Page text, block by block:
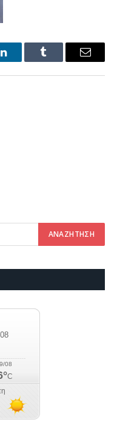
LinkedInTumblr Email